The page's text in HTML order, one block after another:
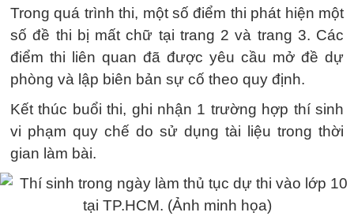
Trong quá trình thi, một số điểm thi phát hiện một
số đề thi bị mất chữ tại trang 2 và trang 3. Các
điểm thi liên quan đã được yêu cầu mở đề dự
phòng và lập biên bản sự cố theo quy định.
Kết thúc buổi thi, ghi nhận 1 trường hợp thí sinh
vi phạm quy chế do sử dụng tài liệu trong thời
gian làm bài.